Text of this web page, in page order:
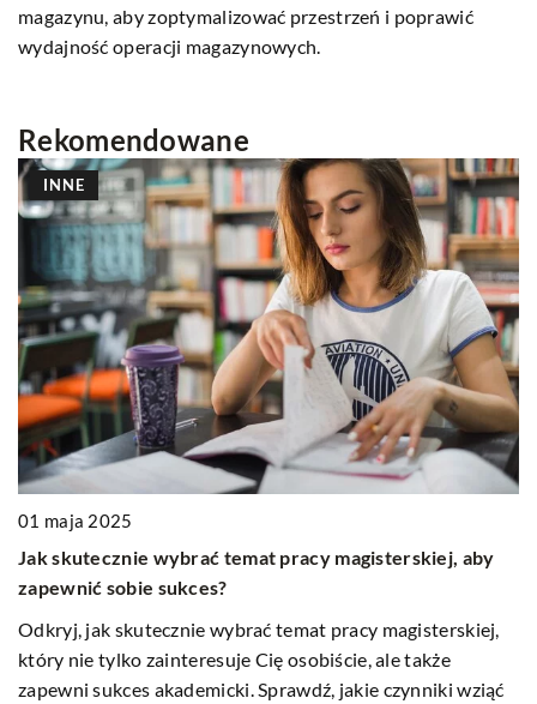
magazynu, aby zoptymalizować przestrzeń i poprawić
wydajność operacji magazynowych.
Rekomendowane
INNE
01 maja 2025
Jak skutecznie wybrać temat pracy magisterskiej, aby
zapewnić sobie sukces?
Odkryj, jak skutecznie wybrać temat pracy magisterskiej,
który nie tylko zainteresuje Cię osobiście, ale także
zapewni sukces akademicki. Sprawdź, jakie czynniki wziąć